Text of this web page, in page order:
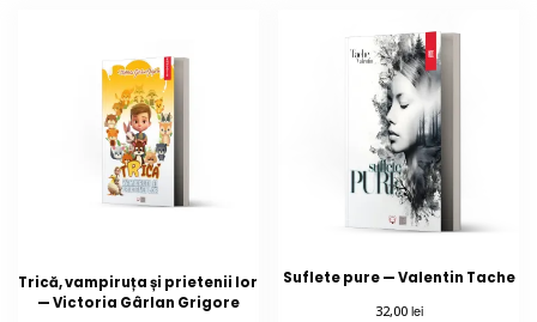
Trică, vampiruța și prietenii lor
— Victoria Gârlan Grigore
Suflete pure — Valentin Tache
32,00 lei